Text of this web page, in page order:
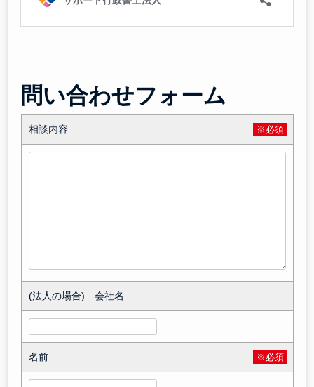
問い合わせフォーム
相談内容 ※必須
(法人の場合) 会社名
名前 ※必須